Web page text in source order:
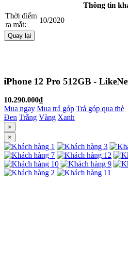
Thông tin
Thời điểm
ra mắt:
10/2020
Quay lại
iPhone 12 Pro 512GB -
10.290.000₫
Mua ngay Mua trả góp Trả góp qua thẻ
Đen Trắng Vàng Xanh
×
×